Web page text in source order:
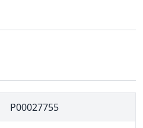
P00027755